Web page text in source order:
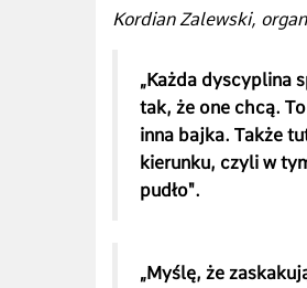
Kordian Zalewski,
„Każda dyscyplina
tak, że one chcą.
inna bajka. Także
kierunku, czyli w
pudło".
„Myślę, że